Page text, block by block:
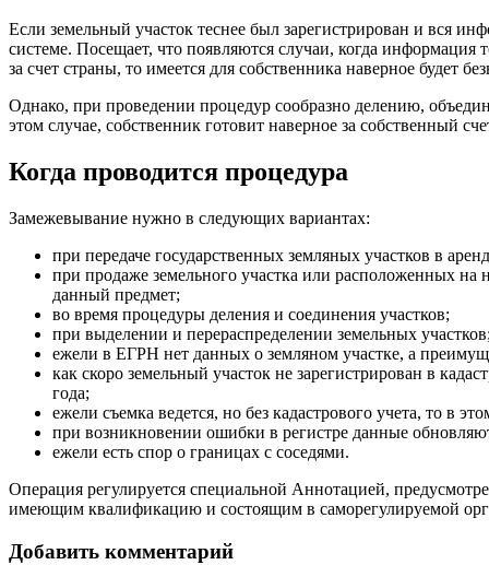
Если земельный участок теснее был зарегистрирован и вся
системе. Посещает, что появляются случаи, когда
за счет страны, то имеется для собственника наверное будет
Однако, при проведении процедур сообразно делению,
этом случае, собственник готовит наверное за собственный
Когда проводится процедура
Замежевывание нужно в следующих вариантах:
при передаче государственных земляных участков в
при продаже земельного участка или расположенных на
данный предмет;
во время процедуры деления и соединения участков;
при выделении и перераспределении земельных
ежели в ЕГРН нет данных о земляном участке, а
как скоро земельный участок не зарегистрирован в
года;
ежели съемка ведется, но без кадастрового учета, то в
при возникновении ошибки в регистре данные
ежели есть спор о границах с соседями.
Операция регулируется специальной Аннотацией,
имеющим квалификацию и состоящим в саморегулируемой
Добавить комментарий